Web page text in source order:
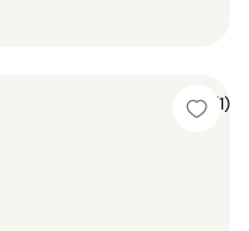
5 (1)